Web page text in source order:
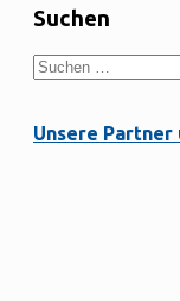
Suchen
Suchen
nach:
Unsere Partner